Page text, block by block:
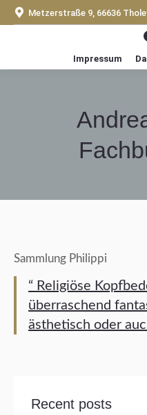
Metzerstraße 9, 66636
Impressum
Sammlung Philippi
“ Religiöse
überraschend
ästhetisch oder
Recent posts